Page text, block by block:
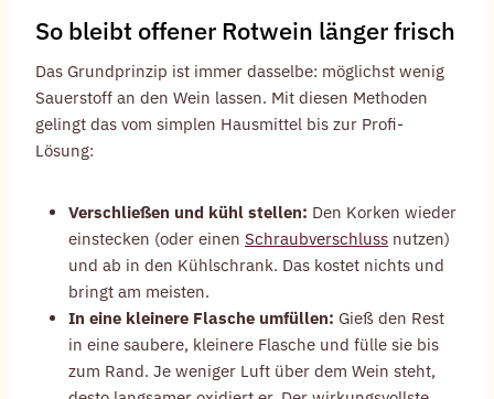
So bleibt offener Rotwein länger frisch
Das Grundprinzip ist immer dasselbe: möglichst wenig
Sauerstoff an den Wein lassen. Mit diesen Methoden
gelingt das vom simplen Hausmittel bis zur Profi-
Lösung:
Verschließen und kühl stellen: Den Korken wieder
einstecken (oder einen Schraubverschluss nutzen)
und ab in den Kühlschrank. Das kostet nichts und
bringt am meisten.
In eine kleinere Flasche umfüllen: Gieß den Rest
in eine saubere, kleinere Flasche und fülle sie bis
zum Rand. Je weniger Luft über dem Wein steht,